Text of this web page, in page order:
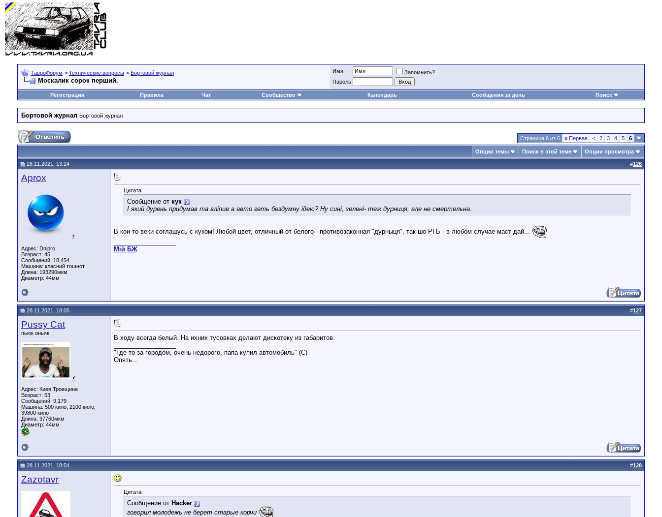
ТавроФорум > Технические вопросы > Бортовой журнал
Москалик сорок перший.
Имя
Запомнить?
Пароль
Регистрация Правила Чат Сообщество Календарь Сообщения за день Поиск
Бортовой журнал Бортовой журнал
Страница 6 из 6 « Первая < 2 3 4 5 6
Опции темы Поиск в этой теме Опции просмотра
28.11.2021, 13:24 #126
Aprox
?
Адрес: Dnipro
Возраст: 45
Сообщений: 18,454
Машина: класний тошнот
Длина: 193290мкм
Диаметр: 44мм
Цитата:
Сообщение от кук
І який дурень придумав та вліпив а авто геть бездумну ідею? Ну сині, зелені- теж дурниця, але не смертельна.
В кои-то веки соглашусь с куком! Любой цвет, отличный от белого - противозаконная "дурныця", так шо РГБ - в любом случае маст дай...
Мiй БЖ
28.11.2021, 18:05 #127
Pussy Cat
пьюк оньяк
♂
Адрес: Киев Троещина
Возраст: 53
Сообщений: 9,179
Машина: 500 кило, 2100 кило,
39800 кило
Длина: 37760мкм
Диаметр: 44мм
В ходу всегда белый. На ихних тусовках делают дискотеку из габаритов.
"Где-то за городом, очень недорого, папа купил автомобиль" (С)
Опять...
28.11.2021, 18:54 #128
Zazotavr
Цитата:
Сообщение от Hacker
говорил молодежь не берет старые корчи